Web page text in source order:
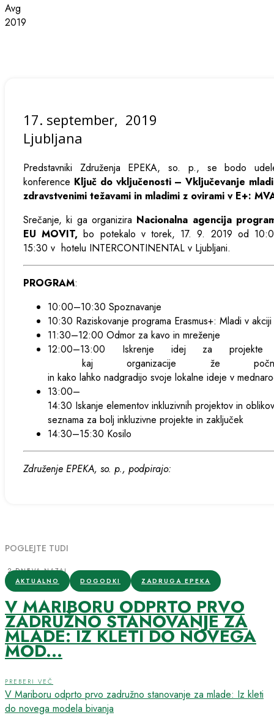
Avg
2019
17. september, 2019
Ljubljana
Predstavniki Združenja EPEKA, so. p., se bodo
konference Ključ do vključenosti – Vključevanje
zdravstvenimi težavami in mladimi z ovirami v E+:
Srečanje, ki ga organizira Nacionalna agencija
EU MOVIT,bo potekalo v torek, 17. 9. 2019 od
15:30 v hotelu INTERCONTINENTAL v Ljubljani.
PROGRAM:
10:00–10:30 Spoznavanje
10:30 Raziskovanje programa Erasmus+: Mladi v akciji
11:30–12:00 Odmor za kavo in mreženje
12:00–13:00 Iskrenje idej za
kaj organizacije že
in kako lahko nadgradijo svoje lokalne ideje v
13:00–
14:30 Iskanje elementov inkluzivnih projektov in
seznama za bolj inkluzivne projekte in zaključek
14:30–15:30 Kosilo
Združenje EPEKA, so. p., podpirajo:
POGLEJTE TUDI
2 DNEVA NAZAJ
AKTUALNO
DOGODKI ZADRUGA EPEKA
V MARIBORU ODPRTO PRVO
ZADRUŽNO STANOVANJE ZA
MLADE: IZ KLETI DO NOVEGA
MOD...
PREBERI VEČ
V Mariboru odprto prvo zadružno stanovanje za mlade: Iz kleti
do novega modela bivanja